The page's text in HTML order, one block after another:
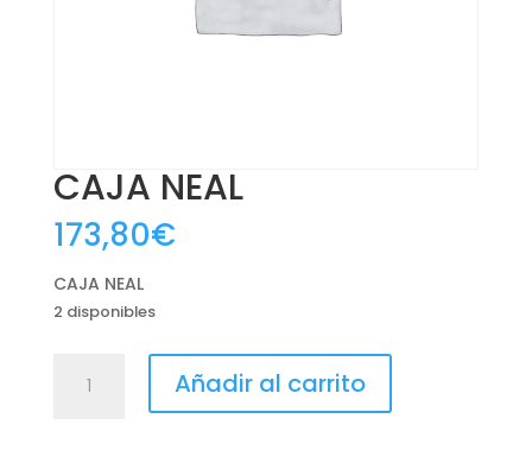
CAJA NEAL
173,80€
CAJA NEAL
2 disponibles
NEAL
Añadir al carrito